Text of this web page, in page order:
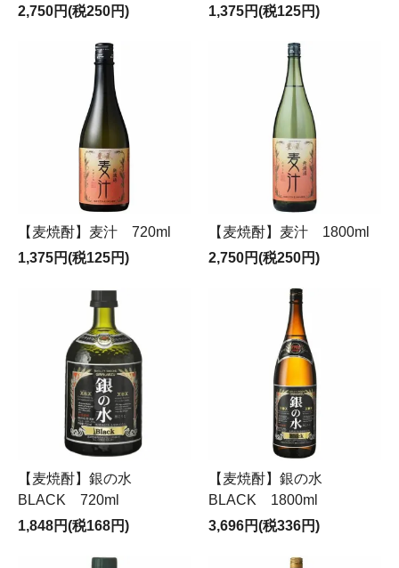
2,750円(税250円)
1,375円(税125円)
【麦焼酎】麦汁 720ml
1,375円(税125円)
【麦焼酎】麦汁 1800ml
2,750円(税250円)
【麦焼酎】銀の水
BLACK 720ml
1,848円(税168円)
【麦焼酎】銀の水
BLACK 1800ml
3,696円(税336円)